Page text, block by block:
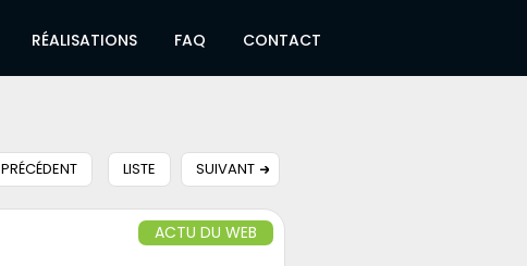
RÉALISATIONS FAQ CONTACT
PRÉCÉDENT LISTE SUIVANT
ACTU DU WEB